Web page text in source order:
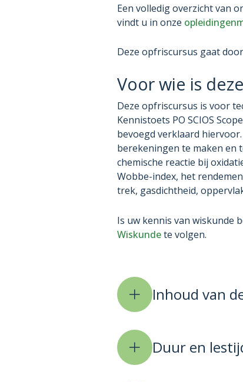
Een volledig overzicht van
vindt u in onze
Deze opfriscursus gaat
Voor wie is
Deze opfriscursus is voor
Kennistoets PO SCIOS
bevoegd verklaard
berekeningen te maken en
chemische reactie bij
Wobbe-index, het
trek, gasdichtheid,
Is uw kennis van wiskunde
Wiskundete volgen.
Inhoud van
Duur en